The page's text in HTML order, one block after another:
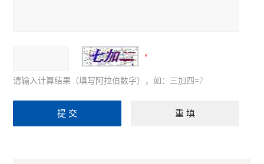
请输入计算结果（填写阿拉伯数字），如：三加四=7